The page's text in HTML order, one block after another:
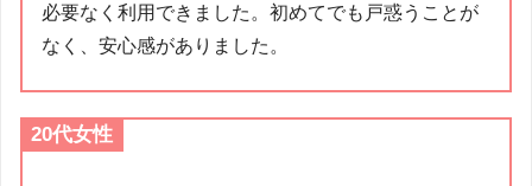
必要なく利用できました。初めてでも戸惑うことが
なく、安心感がありました。
20代女性